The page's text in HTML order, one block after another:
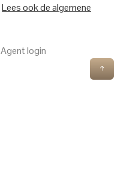
Lees ook de algemene
Agent login